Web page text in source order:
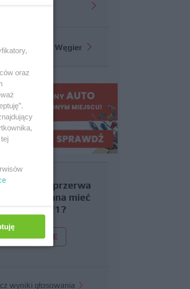
o GP Węgier
że przerwa
powinna mieć
miejsce w F1?
TAK NIE
wyniki głosowania
oraz